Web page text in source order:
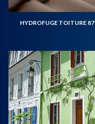
HYDROFUGE TOITURE 87